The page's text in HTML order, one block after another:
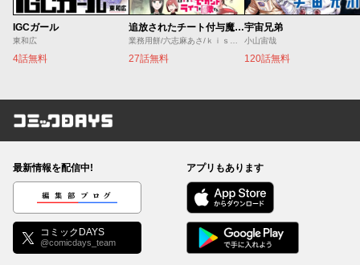
IGCガール
東和広
4話無料
追放されたチート付与魔術師は気ままなセカンドライフを謳歌する。 ～俺は武器だけじゃなく、あらゆるものに『強化ポイント』を付与できるし、俺の意思でいつでも効果を解除できるけど、残った人たち大丈夫？～
27話無料
宇宙兄弟
小山宙哉
120話無料
コミックDAYS
最新情報を配信中!
編集部ブログ
コミックDAYS
@comicdays_team
アプリもあります